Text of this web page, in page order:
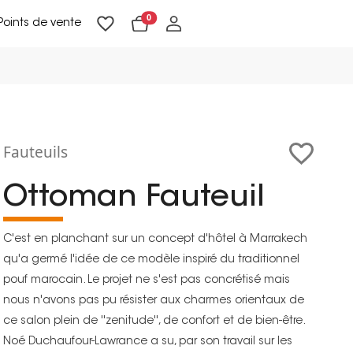
de vente 0
Fauteuils
Ottoman Fauteuil
C'est en planchant sur un concept d'hôtel à Marrakech
qu'a germé l'idée de ce modèle inspiré du traditionnel
pouf marocain. Le projet ne s'est pas concrétisé mais
nous n'avons pas pu résister aux charmes orientaux de
ce salon plein de ''zenitude'', de confort et de bien-être.
Noé Duchaufour-Lawrance a su, par son travail sur les